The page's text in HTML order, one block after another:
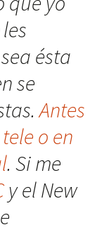
ésta
se
Antes
o en
. Si me
y el New